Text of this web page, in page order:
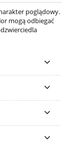
poglądowy.
mogą odbiegać